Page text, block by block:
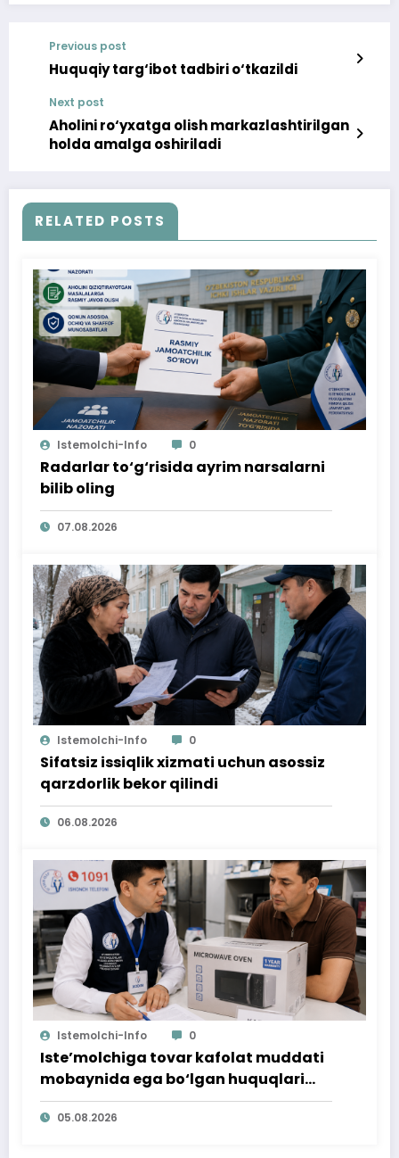
Previous post
Huquqiy targ‘ibot tadbiri o‘tkazildi
Next post
Aholini ro‘yxatga olish markazlashtirilgan
holda amalga oshiriladi
RELATED POSTS
Istemolchi-Info 0
Radarlar to‘g‘risida ayrim narsalarni
bilib oling
07.08.2026
Istemolchi-Info 0
Sifatsiz issiqlik xizmati uchun asossiz
qarzdorlik bekor qilindi
06.08.2026
Istemolchi-Info 0
Iste’molchiga tovar kafolat muddati
mobaynida ega bo‘lgan huquqlari
ta’minlab berildi
05.08.2026